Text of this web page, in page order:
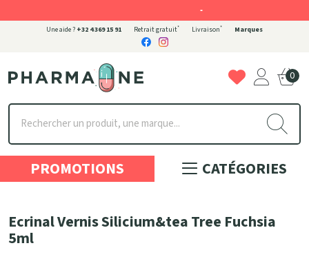
Une aide ? +32 4 369 15 91 Retrait gratuit* Livraison* Marques
Pharmaone Votre pharmacie en ligne à votre service
0
PROMOTIONS CATÉGORIES
Ecrinal Vernis Silicium&tea Tree Fuchsia
5ml